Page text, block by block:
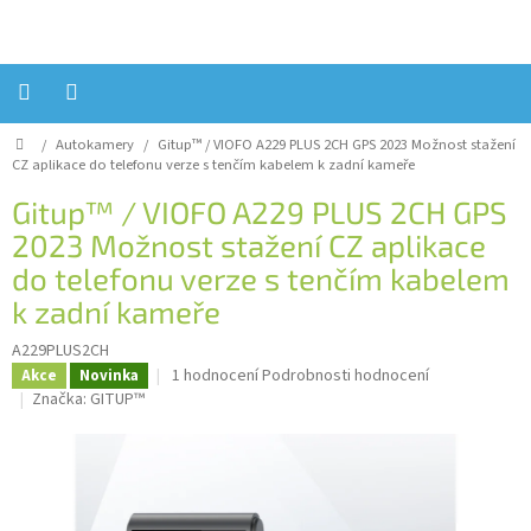
Úvod
Obchodní
podmínky
Návody,
FIRMWARE
testy
Kontakty
Domů
/ Autokamery / Gitup™ / VIOFO A229 PLUS 2CH GPS 2023 Možnost stažení
CZ aplikace do telefonu verze s tenčím kabelem k zadní kameře
Gitup™ / VIOFO A229 PLUS 2CH GPS
2023 Možnost stažení CZ aplikace
do telefonu verze s tenčím kabelem
k zadní kameře
A229PLUS2CH
Akce Novinka
Průměrné
5
1 hodnoceníPodrobnosti hodnocení
Značka: GITUP™